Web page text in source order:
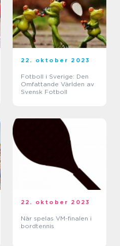
22. oktober 2023
Fotboll i Sverige: Den
Omfattande Världen av
Svensk Fotboll
22. oktober 2023
När spelas VM-finalen i
bordtennis